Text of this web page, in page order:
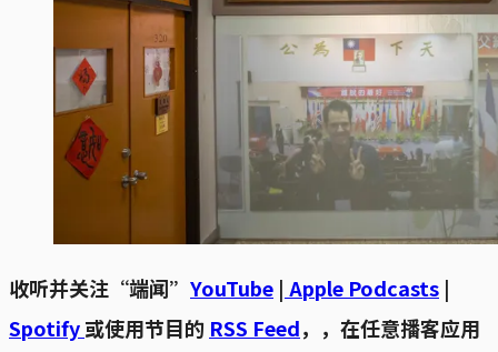
收听并关注“端闻” YouTube | Apple Podcasts |
Spotify或使用节目的 RSS Feed，，在任意播客应用